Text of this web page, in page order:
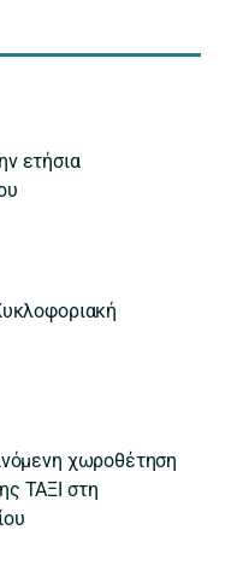
ετήσια
χωροθέτηση
ΤΑΞΙ στη